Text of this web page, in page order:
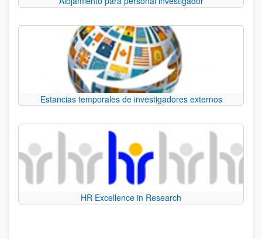
Estancias temporales de investigadores externos
HR Excellence in Research